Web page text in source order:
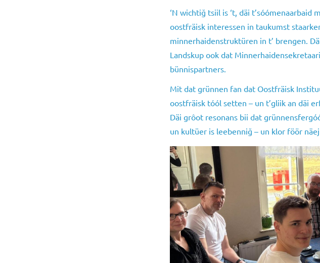
‘N wichtiğ tsiil is ‘t, däi
oostfräisk interessen in taukumst
minnerhaidenstruktüren in t’ brengen.
Landskup ook dat
bünnispartners.
Mit dat grünnen fan dat Oostfräisk
oostfräisk tóól setten – un t’gliik an däi
Däi grôot resonans bii dat
un kultüer is leebenniğ – un klor föör